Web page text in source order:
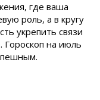
где ваша
роль, а в кругу
укрепить связи
Гороскоп на июль